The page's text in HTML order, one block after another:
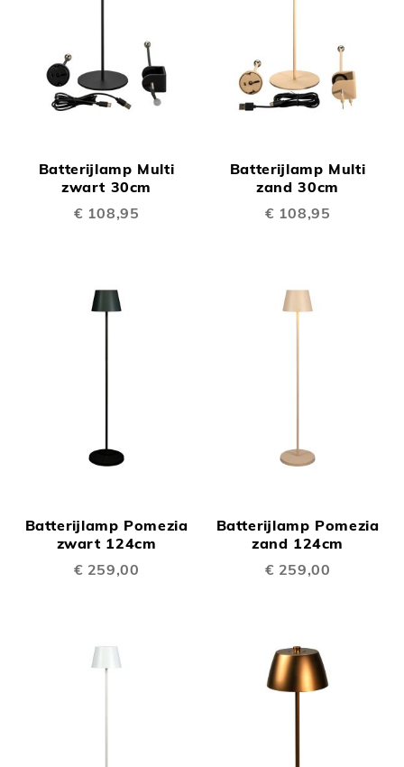
Batterijlamp Multi
zwart 30cm
€ 108,95
Batterijlamp Multi
zand 30cm
€ 108,95
Batterijlamp Pomezia
zwart 124cm
€ 259,00
Batterijlamp Pomezia
zand 124cm
€ 259,00